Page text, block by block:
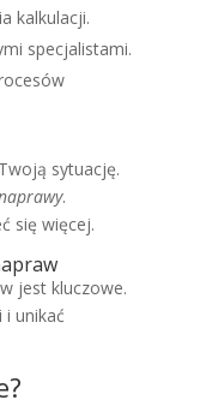
kalkulacji.
specjalistami.
sytuację.
.
się więcej.
jest kluczowe.
unikać